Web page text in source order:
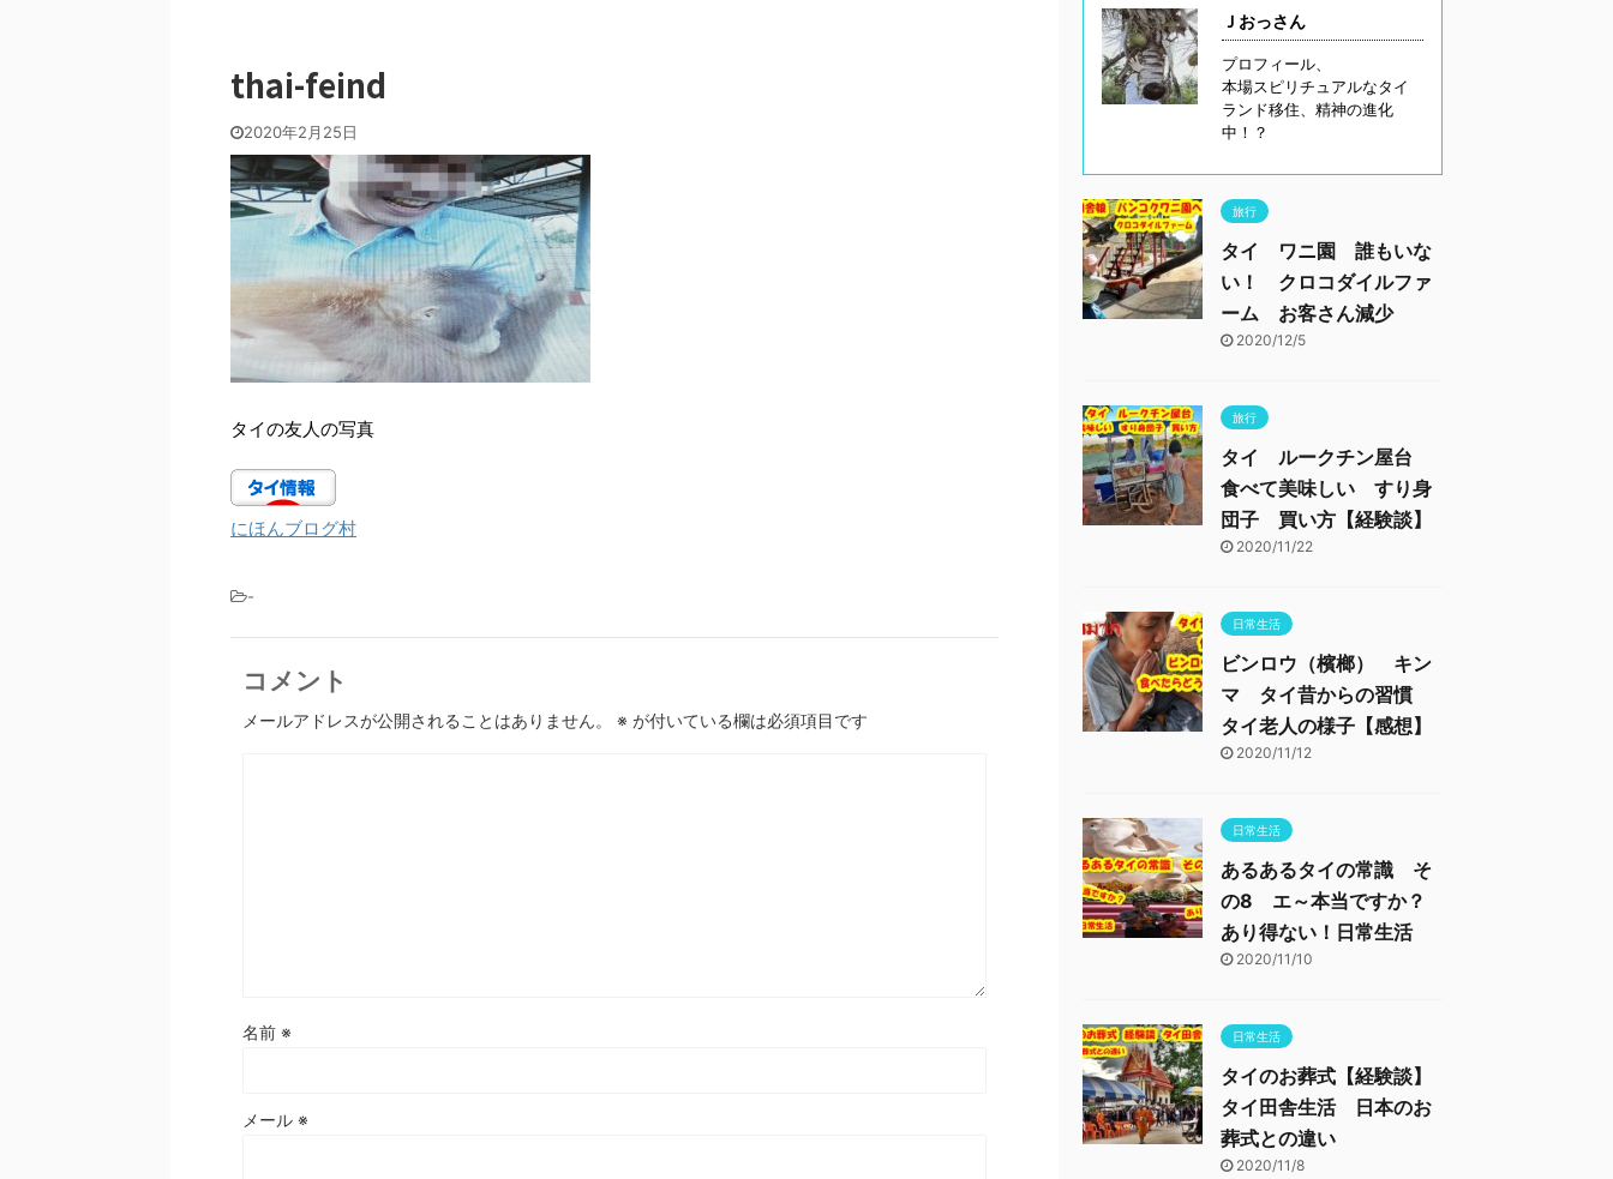
thai-feind
2020年2月25日
タイの友人の写真
にほんブログ村
-
コメント
メールアドレスが公開されることはありません。 ※ が付いている欄は必須項目です
名前 ※
メール ※
Ｊおっさん
プロフィール、
本場スピリチュアルなタイ
ランド移住、精神の進化
中！？
旅行
タイ ワニ園 誰もいな
い！ クロコダイルファ
ーム お客さん減少
2020/12/5
旅行
タイ ルークチン屋台
食べて美味しい すり身
団子 買い方【経験談】
2020/11/22
日常生活
ビンロウ（檳榔） キン
マ タイ昔からの習慣
タイ老人の様子【感想】
2020/11/12
日常生活
あるあるタイの常識 そ
の8 エ～本当ですか？
あり得ない！日常生活
2020/11/10
日常生活
タイのお葬式【経験談】
タイ田舎生活 日本のお
葬式との違い
2020/11/8